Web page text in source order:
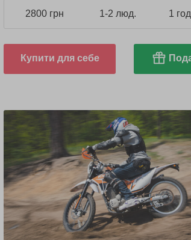
2800 грн 1-2 люд. 1
Купити для себе